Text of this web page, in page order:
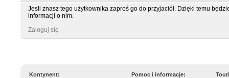
Jesli znasz tego użytkownika zaproś go do przyjaciół. Dzięki temu
informacji o nim.
Zaloguj się
Kontynent: Pomoc i informacje: